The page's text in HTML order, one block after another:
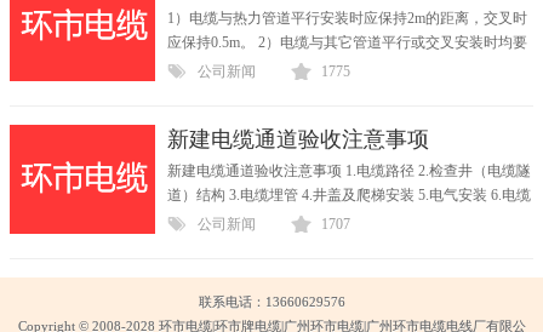
1）电缆与热力管道平行安装时应保持2m的距离，交叉时
应保持0.5m。 2）电缆与其它管道平行或交叉安装时均要
保持0...公司新闻 1775
新建电缆通道验收注意事项
新建电缆通道验收注意事项 1.电缆路径 2.检查井（电缆隧
道）结构 3.电缆埋管 4.井盖及爬梯安装 5.电气安装 6.电缆
桥...
公司新闻 1707
联系电话：13660629576
Copyright © 2008-2028 环市电缆|环市牌电缆|广州环市电缆|广州环市电缆电线厂有限公